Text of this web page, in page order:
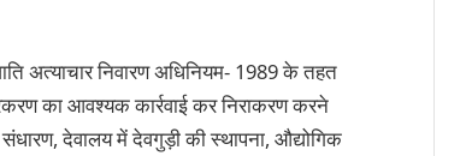
अत्याचार निवारण अधिनियम- 1989 के तहत
का आवश्यक कार्रवाई कर निराकरण करने
देवालय में देवगुड़ी की स्थापना, औद्योगिक